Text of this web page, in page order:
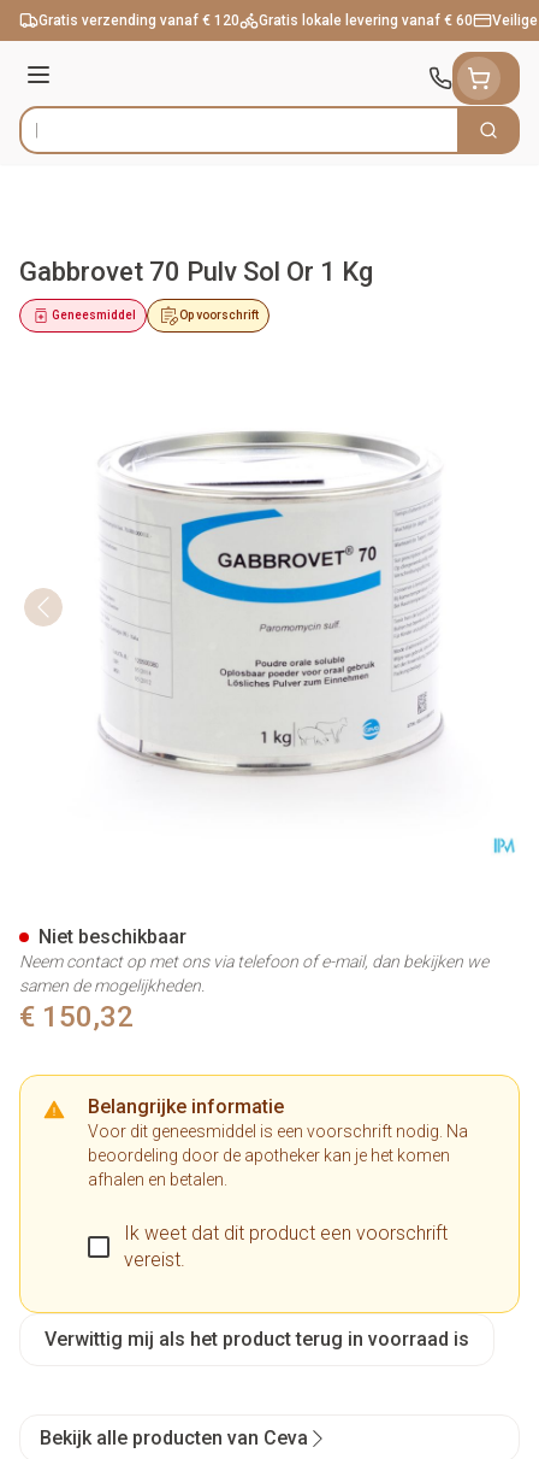
Ga naar de inhoud
Gratis verzending vanaf € 120 Gratis lokale levering vanaf € 60
Menu
Product, merk, categorie... Zoek
Gabbrovet 70 Pulv Sol Or 1 Kg
Op voorschrift
Geneesmiddel
€ 150,32
Belangrijke informatie
Voor dit geneesmiddel is een voorschrift nodig. Na
beoordeling door de apotheker kan je het komen
afhalen en betalen.
Ik weet dat dit product een voorschrift
vereist.
Verwittig mij als het product terug in voorraad is
Niet beschikbaar
Neem contact op met ons via telefoon of e-mail, dan bekijken we
samen de mogelijkheden.
Bekijk alle producten van Ceva